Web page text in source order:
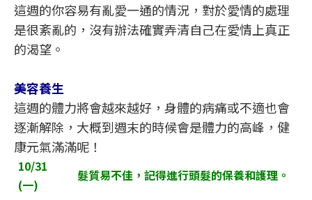
這週的你容易有亂愛一通的情況，對於愛情的處理
是很紊亂的，沒有辦法確實弄清自己在愛情上真正
的渴望。
美容養生
這週的體力將會越來越好，身體的病痛或不適也會
逐漸解除，大概到週末的時候會是體力的高峰，健
康元氣滿滿呢！
10/31
(一)
髮質易不佳，記得進行頭髮的保養和護理。